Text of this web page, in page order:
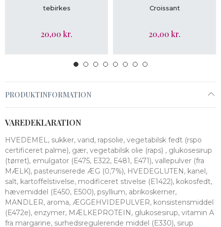
LÆG I KURV
tebirkes
20,00 kr.
LÆG I KURV
Croissant
20,00 kr.
PRODUKTINFORMATION
VAREDEKLARATION
HVEDEMEL, sukker, vand, rapsolie, vegetabilsk fedt (rspo
certificeret palme), gær, vegetabilsk olie (raps) , glukosesirup
(tørret), emulgator (E475, E322, E481, E471), vallepulver (fra
MÆLK), pasteuriserede ÆG (0,7%), HVEDEGLUTEN, kanel,
salt, kartoffelstivelse, modificeret stivelse (E1422), kokosfedt,
hævemiddel (E450, E500), psyllium, abrikoskerner,
MANDLER, aroma, ÆGGEHVIDEPULVER, konsistensmiddel
(E472e), enzymer, MÆLKEPROTEIN, glukosesirup, vitamin A
fra margarine, surhedsregulerende middel (E330), sirup